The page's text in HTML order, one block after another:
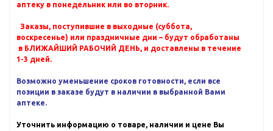
аптеку в понедельник или во вторник.
Заказы, поступившие в выходные (суббота,
воскресенье) или праздничные дни – будут обработаны
в БЛИЖАЙШИЙ РАБОЧИЙ ДЕНЬ, и доставлены в течение
1-3 дней.
Возможно уменьшение сроков готовности, если все
позиции в заказе будут в наличии в выбранной Вами
аптеке.
Уточнить информацию о товаре, наличии и цене Вы